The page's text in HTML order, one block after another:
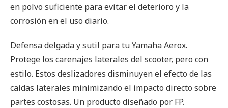
en polvo suficiente para evitar el deterioro y la
corrosión en el uso diario.
Defensa delgada y sutil para tu Yamaha Aerox.
Protege los carenajes laterales del scooter, pero con
estilo. Estos deslizadores disminuyen el efecto de las
caídas laterales minimizando el impacto directo sobre
partes costosas. Un producto diseñado por FP.